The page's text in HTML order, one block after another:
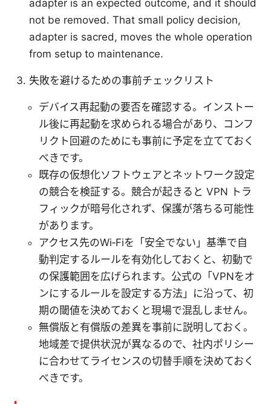
adapter is an expected outcome, and it should
not be removed. That small policy decision,
adapter is sacred, moves the whole operation
from setup to maintenance.
失敗を避けるための事前チェックリスト
デバイス再起動の要否を確認する。インストー
ル後に再起動を求められる場合があり、コンフ
リクト回避のためにも事前に予定を立てておく
べきです。
既存の仮想化ソフトウェアとネットワーク設定
の競合を検証する。競合が起きると VPN トラ
フィックが暗号化されず、保護が落ちる可能性
があります。
アクセス先のWi‑Fiを「安全でない」基準で自
動判定するルールを有効化しておくと、初動で
の保護範囲を広げられます。公式の「VPNをオ
ンにするルールを設定する方法」に沿って、初
期の閾値を決めておくと現場で混乱しません。
無償版と有償版の差異を事前に説明しておく。
地域差で提供状況が異なるので、社内ポリシー
に合わせてライセンスの切替手順を決めておく
べきです。